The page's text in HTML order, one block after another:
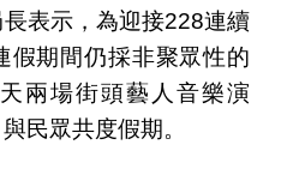
表示，為迎接228連續
假期間仍採非聚眾性的
兩場街頭藝人音樂演
民眾共度假期。